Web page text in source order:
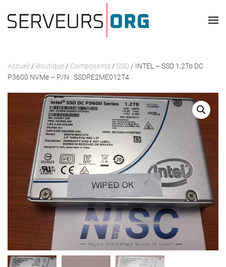
Skip to main content
Accueil / Boutique / Composants / SSD / INTEL – SSD 1,2To DC
P3600 NVMe – P/N : SSDPE2ME012T4